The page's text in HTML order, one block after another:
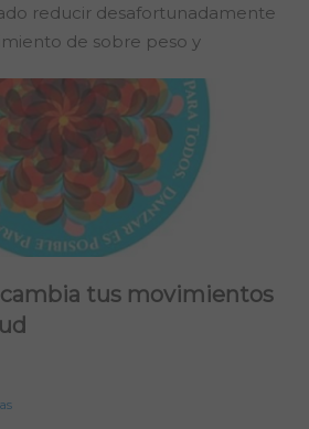
reducir desafortunadamente
de sobre peso y
cambia tus movimientos